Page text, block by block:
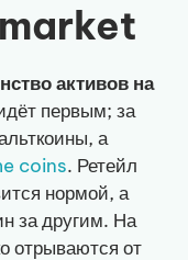
активов на
первым; за
а
coins. Ретейл
нормой, а
за другим. На
отрываются от